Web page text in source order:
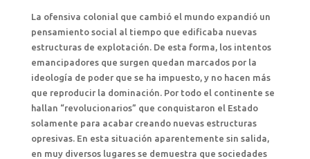
La ofensiva colonial que cambió el mundo expandió un
pensamiento social al tiempo que edificaba nuevas
estructuras de explotación. De esta forma, los intentos
emancipadores que surgen quedan marcados por la
ideología de poder que se ha impuesto, y no hacen más
que reproducir la dominación. Por todo el continente se
hallan “revolucionarios” que conquistaron el Estado
solamente para acabar creando nuevas estructuras
opresivas. En esta situación aparentemente sin salida,
en muy diversos lugares se demuestra que sociedades